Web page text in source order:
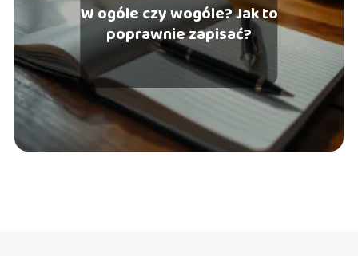
W ogóle czy wogóle? Jak to
poprawnie zapisać?